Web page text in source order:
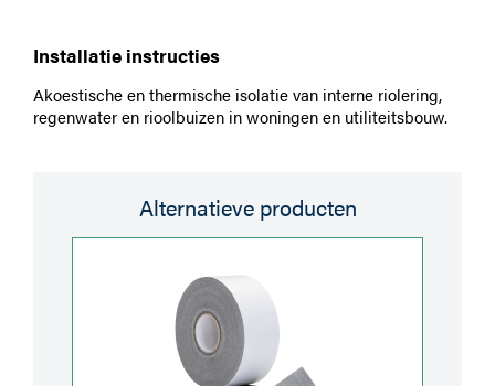
Installatie instructies
Akoestische en thermische isolatie van interne riolering,
regenwater en rioolbuizen in woningen en utiliteitsbouw.
Alternatieve producten